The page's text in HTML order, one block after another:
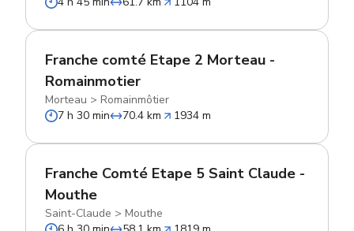
Franche comté Etape 2 Morteau -
Romainmotier
Morteau > Romainmôtier
7 h 30 min
70.4 km 1934 m
Franche Comté Etape 5 Saint Claude -
Mouthe
Saint-Claude > Mouthe